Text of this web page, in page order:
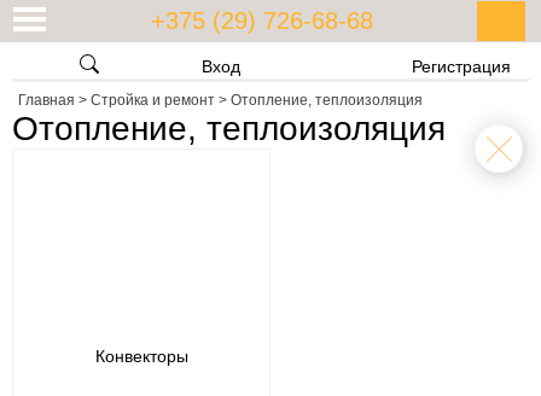
+375 (29) 726-68-68
Вход Регистрация
Главная > Стройка и ремонт > Отопление, теплоизоляция
Отопление, теплоизоляция
Конвекторы